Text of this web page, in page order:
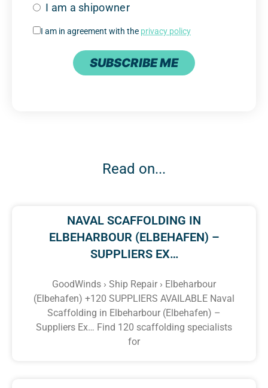
I am a shipowner
I am in agreement with the privacy policy
SUBSCRIBE ME
Read on...
NAVAL SCAFFOLDING IN
ELBEHARBOUR (ELBEHAFEN) –
SUPPLIERS EX…
GoodWinds › Ship Repair › Elbeharbour
(Elbehafen) +120 SUPPLIERS AVAILABLE Naval
Scaffolding in Elbeharbour (Elbehafen) –
Suppliers Ex… Find 120 scaffolding specialists
for